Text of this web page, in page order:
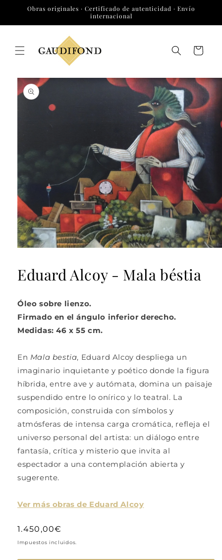
directamente
Obras originales · Certificado de autenticidad · Envío
internacional
Carrito
directamente
información
del producto
1
en
modal
Eduard Alcoy - Mala béstia
Óleo sobre lienzo.
Firmado en el ángulo inferior derecho.
Medidas: 46 x 55 cm.
En Mala bestia, Eduard Alcoy despliega un
imaginario inquietante y poético donde la figura
híbrida, entre ave y autómata, domina un paisaje
suspendido entre lo onírico y lo teatral. La
composición, construida con símbolos y
atmósferas de intensa carga cromática, refleja el
universo personal del artista: un diálogo entre
fantasía, crítica y misterio que invita al
espectador a una contemplación abierta y
sugerente.
Ver más obras de Eduard Alcoy
Precio
habitual
1.450,00€
Impuestos incluidos.